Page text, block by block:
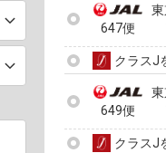
647便
クラスJ
649便
クラスJ